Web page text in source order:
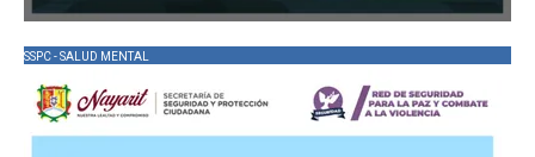
SSPC - SALUD MENTAL